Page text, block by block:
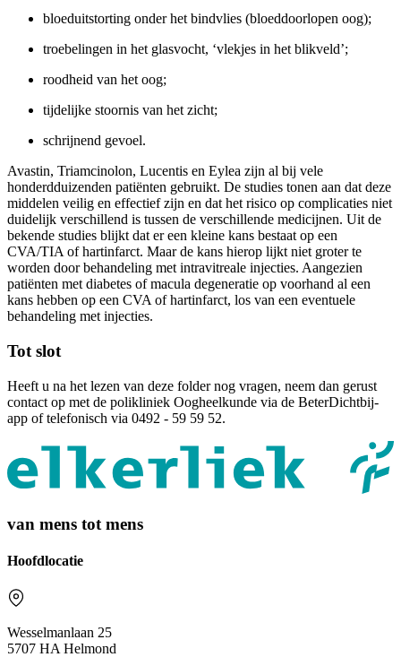
bloeduitstorting onder het bindvlies (bloeddoorlopen oog);
troebelingen in het glasvocht, ‘vlekjes in het blikveld’;
roodheid van het oog;
tijdelijke stoornis van het zicht;
schrijnend gevoel.
Avastin, Triamcinolon, Lucentis en Eylea zijn al bij vele
honderdduizenden patiënten gebruikt. De studies tonen aan dat deze
middelen veilig en effectief zijn en dat het risico op complicaties niet
duidelijk verschillend is tussen de verschillende medicijnen. Uit de
bekende studies blijkt dat er een kleine kans bestaat op een
CVA/TIA of hartinfarct. Maar de kans hierop lijkt niet groter te
worden door behandeling met intravitreale injecties. Aangezien
patiënten met diabetes of macula degeneratie op voorhand al een
kans hebben op een CVA of hartinfarct, los van een eventuele
behandeling met injecties.
Tot slot
Heeft u na het lezen van deze folder nog vragen, neem dan gerust
contact op met de polikliniek Oogheelkunde via de BeterDichtbij-
app of telefonisch via 0492 - 59 59 52.
van mens tot mens
Hoofdlocatie
Wesselmanlaan 25
5707 HA Helmond